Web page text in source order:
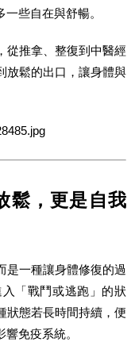
些自在與舒暢。
從推拿、整復到中醫經
放鬆的出口，讓身體與
鬆，更是自我
是一種讓身體修復的過
「戰鬥或逃跑」的狀
狀態若長時間持續，便
免疫系統。